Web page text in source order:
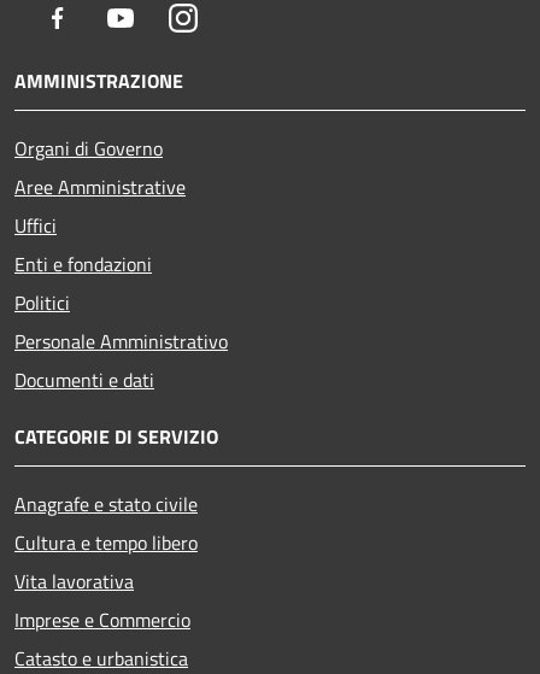
Facebook YoutubeInstagram
AMMINISTRAZIONE
Organi di Governo
Aree Amministrative
Uffici
Enti e fondazioni
Politici
Personale Amministrativo
Documenti e dati
CATEGORIE DI SERVIZIO
Anagrafe e stato civile
Cultura e tempo libero
Vita lavorativa
Imprese e Commercio
Catasto e urbanistica